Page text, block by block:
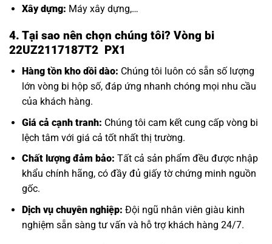
Xây dựng: Máy xây dựng,…
4. Tại sao nên chọn chúng tôi? Vòng bi
22UZ2117187T2 PX1
Hàng tồn kho dồi dào: Chúng tôi luôn có sẵn số lượng
lớn vòng bi hộp số, đáp ứng nhanh chóng mọi nhu cầu
của khách hàng.
Giá cả cạnh tranh: Chúng tôi cam kết cung cấp vòng bi
lệch tâm với giá cả tốt nhất thị trường.
Chất lượng đảm bảo: Tất cả sản phẩm đều được nhập
khẩu chính hãng, có đầy đủ giấy tờ chứng minh nguồn
gốc.
Dịch vụ chuyên nghiệp: Đội ngũ nhân viên giàu kinh
nghiệm sẵn sàng tư vấn và hỗ trợ khách hàng 24/7.